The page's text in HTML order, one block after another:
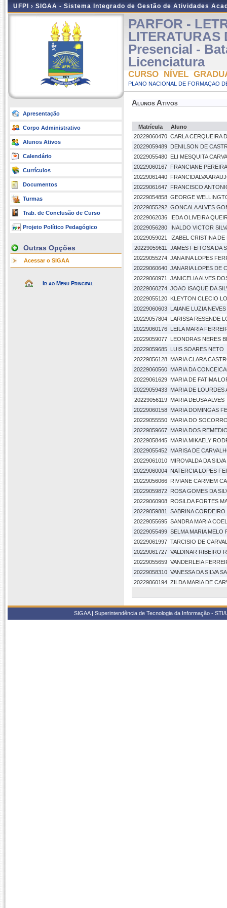
UFPI › SIGAA - Sistema Integrado de Gestão de Atividades
Apresentação
Corpo Administrativo
Alunos Ativos
Calendário
Currículos
Documentos
Turmas
Trab. de Conclusão de Curso
Projeto Político Pedagógico
Outras Opções
Acessar o SIGAA
Ir ao Menu Principal
PARFOR -
LITERATURAS
Presencial -
Licenciatura
CURSO NÍVEL
PLANO NACIONAL DE FORMAÇAO
Alunos Ativos
Matrícula
Aluno
20229060470 CARLA CERQUEIRA
20229059489 DENILSON DE
20229055480 ELI MESQUITA
20229060167 FRANCIANE
20229061440 FRANCIDALVA
20229061647 FRANCISCO
20229054858 GEORGE
20229055292 GONCALA ALVES
20229062036 IEDA OLIVEIRA
20229056280 INALDO VICTOR
20229059021
IZABEL CRISTINA
20229059611
JAMES FEITOSA DA
20229055274 JANAINA LOPES
20229060640 JANARIA LOPES DE
20229060971
JANICELIA ALVES
20229060274 JOAO ISAQUE DA
20229055120 KLEYTON CLECIO
20229060603 LAIANE LUZIA
20229057804 LARISSA RESENDE
20229060176 LEILA MARIA
20229059077 LEONDRAS NERES
20229059685 LUIS SOARES NETO
20229056128 MARIA CLARA
20229060560 MARIA DA
20229061629 MARIA DE FATIMA
20229059433 MARIA DE LOURDES
20229056119
MARIA DEUSA ALVES
20229060158 MARIA DOMINGAS
20229055550 MARIA DO
20229059667 MARIA DOS
20229058445 MARIA MIKAELY
20229055452 MARISA DE
20229061010 MIROVALDA DA
20229060004 NATERCIA LOPES
20229056066 RIVIANE CARMEM
20229059872 ROSA GOMES DA
20229060908 ROSILDA FORTES
20229059881
SABRINA CORDEIRO
20229055695 SANDRA MARIA
20229055499 SELMA MARIA MELO
20229061997 TARCISIO DE
20229061727 VALDINAR RIBEIRO
20229055659 VANDERLEIA
20229058310 VANESSA DA SILVA
20229060194 ZILDA MARIA DE
SIGAA | Superintendência de Tecnologia da Informação -